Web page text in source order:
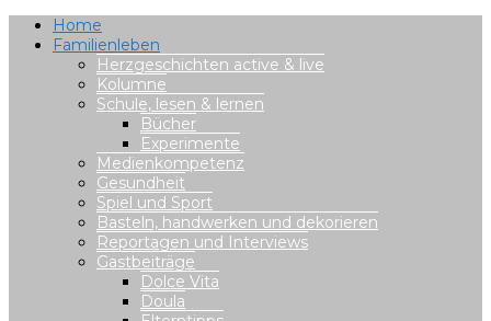
Home
Familienleben
Herzgeschichten active & live
Kolumne
Schule, lesen & lernen
Bücher
Experimente
Medienkompetenz
Gesundheit
Spiel und Sport
Basteln, handwerken und dekorieren
Reportagen und Interviews
Gastbeiträge
Dolce Vita
Doula